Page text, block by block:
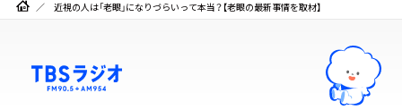
近視の人は「老眼」になりづらいって本当？【老眼の最新事情を取材】